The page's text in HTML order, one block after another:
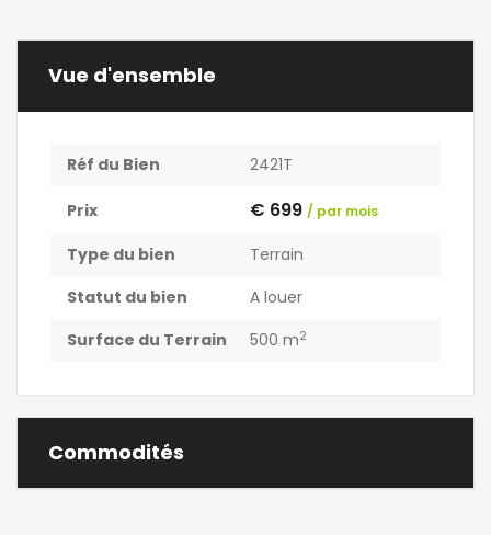
Vue d'ensemble
Réf du Bien 2421T
Prix € 699 / par mois
Type du bien
Terrain
Statut du bien
A louer
Surface du Terrain
500 m2
Commodités